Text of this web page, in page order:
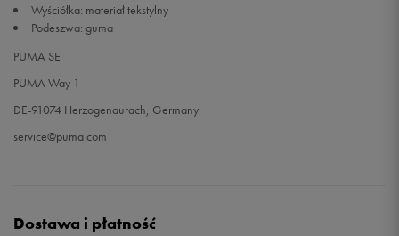
30 cm
Wyściółka: materiał tekstylny
Podeszwa: guma
PUMA SE
PUMA Way 1
DE-91074 Herzogenaurach, Germany
service@puma.com
Dostawa i płatność